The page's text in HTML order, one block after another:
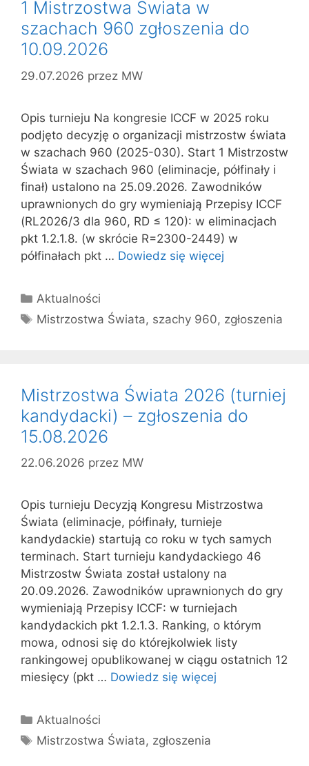
1 Mistrzostwa Świata w
szachach 960 zgłoszenia do
10.09.2026
29.07.2026 przez MW
Opis turnieju Na kongresie ICCF w 2025 roku
podjęto decyzję o organizacji mistrzostw świata
w szachach 960 (2025-030). Start 1 Mistrzostw
Świata w szachach 960 (eliminacje, półfinały i
finał) ustalono na 25.09.2026. Zawodników
uprawnionych do gry wymieniają Przepisy ICCF
(RL2026/3 dla 960, RD ≤ 120): w eliminacjach
pkt 1.2.1.8. (w skrócie R=2300-2449) w
półfinałach pkt … Dowiedz się więcej
Kategorie
Aktualności
Tagi
Mistrzostwa Świata, szachy 960, zgłoszenia
Mistrzostwa Świata 2026 (turniej
kandydacki) – zgłoszenia do
15.08.2026
22.06.2026 przez MW
Opis turnieju Decyzją Kongresu Mistrzostwa
Świata (eliminacje, półfinały, turnieje
kandydackie) startują co roku w tych samych
terminach. Start turnieju kandydackiego 46
Mistrzostw Świata został ustalony na
20.09.2026. Zawodników uprawnionych do gry
wymieniają Przepisy ICCF: w turniejach
kandydackich pkt 1.2.1.3. Ranking, o którym
mowa, odnosi się do którejkolwiek listy
rankingowej opublikowanej w ciągu ostatnich 12
miesięcy (pkt … Dowiedz się więcej
Kategorie
Aktualności
Tagi
Mistrzostwa Świata, zgłoszenia